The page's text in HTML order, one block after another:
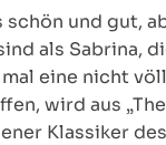
schön und gut,
als Sabrina,
eine nicht
wird aus
Klassiker